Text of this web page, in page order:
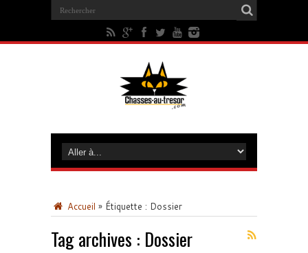
Accueil » Étiquette : Dossier
Tag archives : Dossier